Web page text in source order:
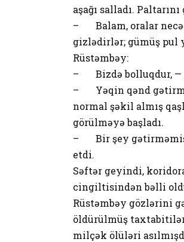
aşağı salladı.
– Balam, oralar
gizlədirlər; gümüş pul
Rüstəmbəy:
– Bizdə bolluqdur, —
– Yəqin qənd
normal şəkil almış
görülməyə başladı.
– Bir şey
etdi.
Səftər geyindi,
cingiltisindən bəlli
Rüstəmbəy gözlərini
öldürülmüş
milçək ölüləri